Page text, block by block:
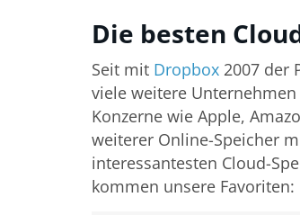
Die besten
Seit mit Dropbox 2007 der
viele weitere
Konzerne wie Apple,
weiterer Online-Speicher
interessantesten Cloud-
kommen unsere Favoriten: